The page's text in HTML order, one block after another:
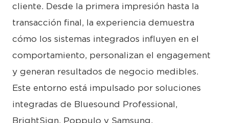
cliente. Desde la primera impresión hasta la
transacción final, la experiencia demuestra
cómo los sistemas integrados influyen en el
comportamiento, personalizan el engagement
y generan resultados de negocio medibles.
Este entorno está impulsado por soluciones
integradas de Bluesound Professional,
BrightSign, Poppulo y Samsung.